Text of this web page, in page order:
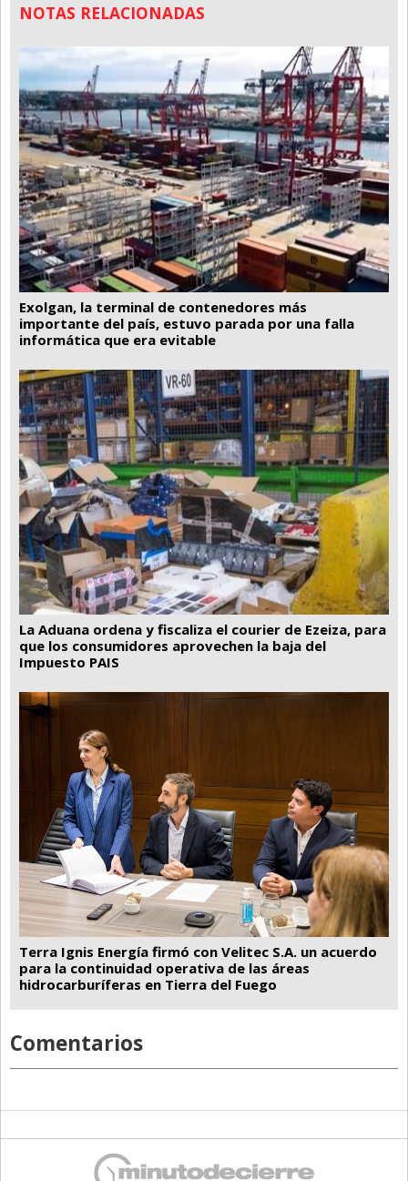
NOTAS RELACIONADAS
Exolgan, la terminal de contenedores más
importante del país, estuvo parada por una falla
informática que era evitable
La Aduana ordena y fiscaliza el courier de Ezeiza, para
que los consumidores aprovechen la baja del
Impuesto PAIS
Terra Ignis Energía firmó con Velitec S.A. un acuerdo
para la continuidad operativa de las áreas
hidrocarburíferas en Tierra del Fuego
Comentarios